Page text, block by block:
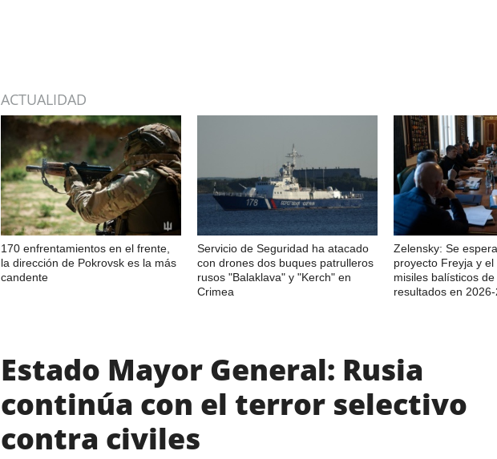
ACTUALIDAD
170 enfrentamientos en el frente,
la dirección de Pokrovsk es la más
candente
Servicio de Seguridad ha atacado
con drones dos buques patrulleros
rusos "Balaklava" y "Kerch" en
Crimea
Zelensky: Se
proyecto Freyja y
misiles balísticos
resultados en
Estado Mayor General: Rusia
continúa con el terror selectivo
contra civiles